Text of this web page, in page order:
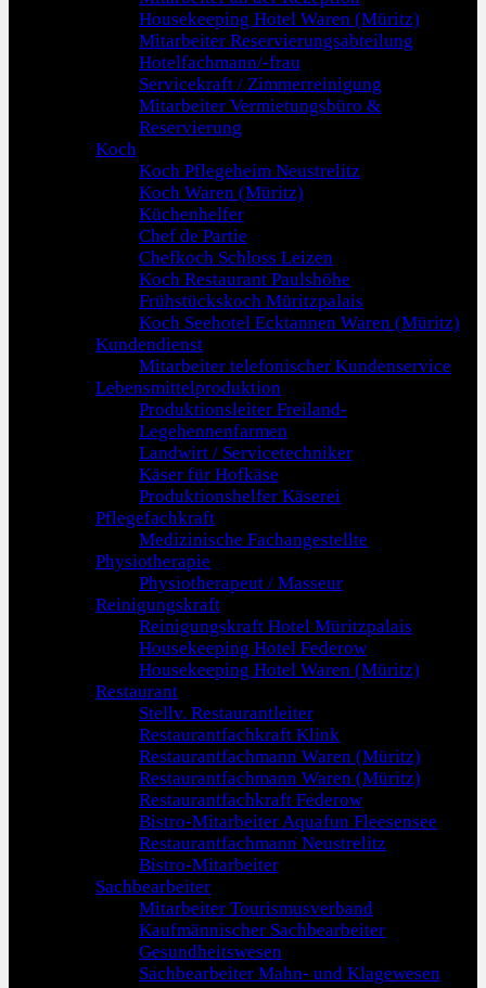
Housekeeping Hotel Waren (Müritz)
Mitarbeiter Reservierungsabteilung
Hotelfachmann/-frau
Servicekraft / Zimmerreinigung
Mitarbeiter Vermietungsbüro &
Reservierung
Koch
Koch Pflegeheim Neustrelitz
Koch Waren (Müritz)
Küchenhelfer
Chef de Partie
Chefkoch Schloss Leizen
Koch Restaurant Paulshöhe
Frühstückskoch Müritzpalais
Koch Seehotel Ecktannen Waren (Müritz)
Kundendienst
Mitarbeiter telefonischer Kundenservice
Lebensmittelproduktion
Produktionsleiter Freiland-
Legehennenfarmen
Landwirt / Servicetechniker
Käser für Hofkäse
Produktionshelfer Käserei
Pflegefachkraft
Medizinische Fachangestellte
Physiotherapie
Physiotherapeut / Masseur
Reinigungskraft
Reinigungskraft Hotel Müritzpalais
Housekeeping Hotel Federow
Housekeeping Hotel Waren (Müritz)
Restaurant
Stellv. Restaurantleiter
Restaurantfachkraft Klink
Restaurantfachmann Waren (Müritz)
Restaurantfachmann Waren (Müritz)
Restaurantfachkraft Federow
Bistro-Mitarbeiter Aquafun Fleesensee
Restaurantfachmann Neustrelitz
Bistro-Mitarbeiter
Sachbearbeiter
Mitarbeiter Tourismusverband
Kaufmännischer Sachbearbeiter
Gesundheitswesen
Sachbearbeiter Mahn- und Klagewesen